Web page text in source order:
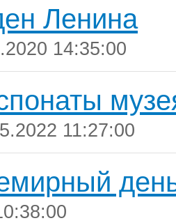
Ленина
14:35:00
11:27:00